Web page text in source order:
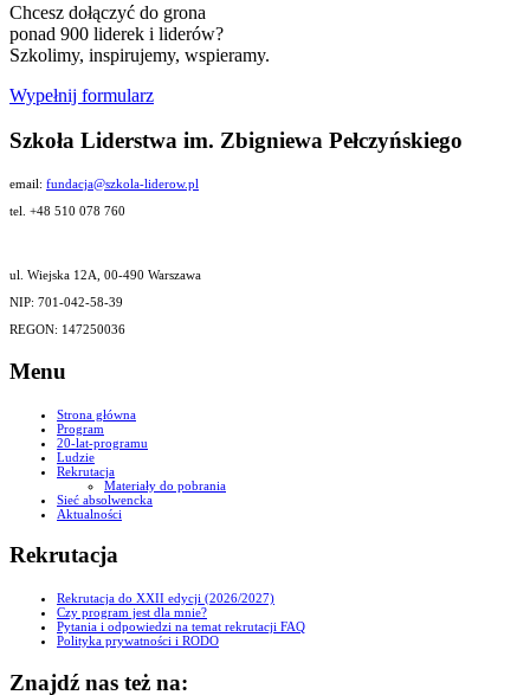
Chcesz dołączyć do grona
ponad 900 liderek i liderów?
Szkolimy, inspirujemy, wspieramy.
Wypełnij formularz
Szkoła Liderstwa im. Zbigniewa Pełczyńskiego
email: fundacja@szkola-liderow.pl
tel. +48 510 078 760
ul. Wiejska 12A, 00-490 Warszawa
NIP: 701-042-58-39
REGON: 147250036
Menu
Strona główna
Program
20-lat-programu
Ludzie
Rekrutacja
Materiały do pobrania
Sieć absolwencka
Aktualności
Rekrutacja
Rekrutacja do XXII edycji (2026/2027)
Czy program jest dla mnie?
Pytania i odpowiedzi na temat rekrutacji FAQ
Polityka prywatności i RODO
Znajdź nas też na: